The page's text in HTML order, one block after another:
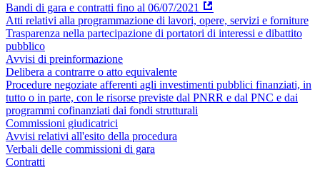
Bandi di gara e contratti fino al 06/07/2021
Atti relativi alla programmazione di lavori, opere, servizi e forniture
Trasparenza nella partecipazione di portatori di interessi e dibattito
pubblico
Avvisi di preinformazione
Delibera a contrarre o atto equivalente
Procedure negoziate afferenti agli investimenti pubblici finanziati, in
tutto o in parte, con le risorse previste dal PNRR e dal PNC e dai
programmi cofinanziati dai fondi strutturali
Commissioni giudicatrici
Avvisi relativi all'esito della procedura
Verbali delle commissioni di gara
Contratti